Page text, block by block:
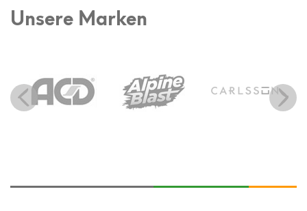
Unsere Marken